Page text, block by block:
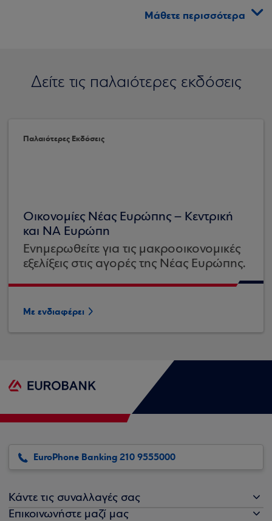
Μάθετε περισσότερα
Δείτε τις παλαιότερες εκδόσεις
Παλαιότερες Εκδόσεις
Οικονομίες Νέας Ευρώπης – Κεντρική
και ΝΑ Ευρώπη
Ενημερωθείτε για τις μακροοικονομικές
εξελίξεις στις αγορές της Νέας Ευρώπης.
Με ενδιαφέρει
EuroPhone Banking 210 9555000
Κάντε τις συναλλαγές σας
Επικοινωνήστε μαζί μας